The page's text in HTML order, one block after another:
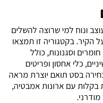
ונוח למי שרוצה להשלים
בקטגוריה זו תמצאו
וסגנונות, כולל
כלי אחסון ופריטים
בסט תואם יוצרת מראה
בקלות עם ארונות אמבטיה,